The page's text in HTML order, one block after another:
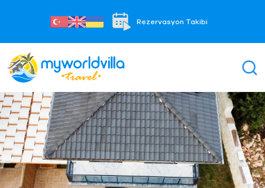
Rezervasyon Takibi